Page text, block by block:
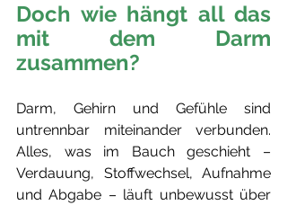
Doch wie hängt all das
mit dem Darm
zusammen?
Darm, Gehirn und Gefühle sind
untrennbar miteinander verbunden.
Alles, was im Bauch geschieht –
Verdauung, Stoffwechsel, Aufnahme
und Abgabe – läuft unbewusst über